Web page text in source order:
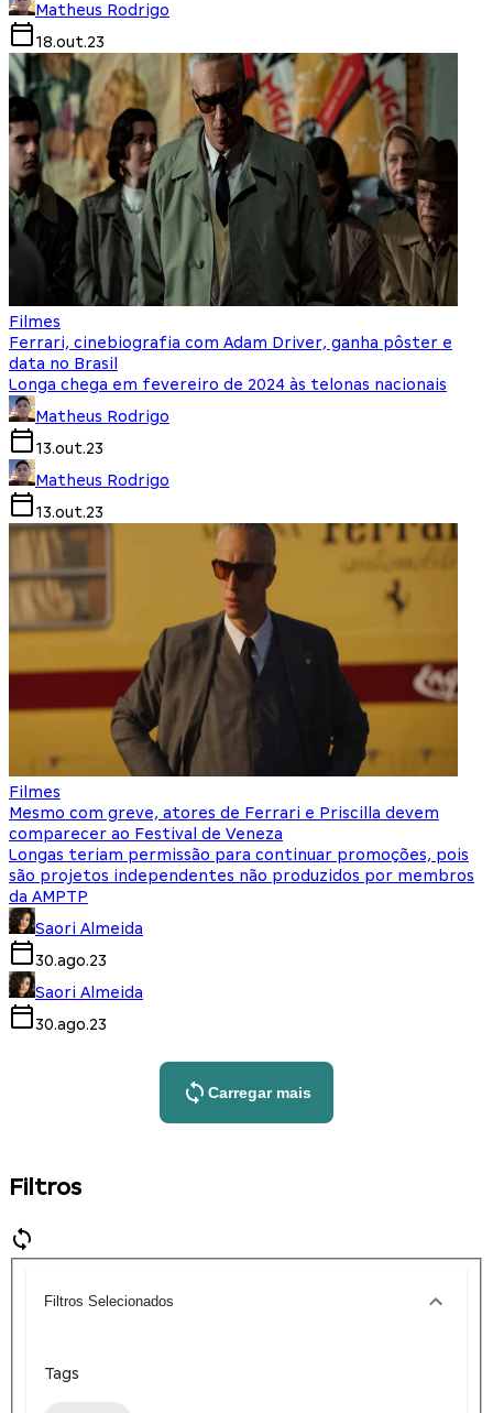
Matheus Rodrigo
18.out.23
Filmes
Ferrari, cinebiografia com Adam Driver, ganha pôster e
data no Brasil
Longa chega em fevereiro de 2024 às telonas nacionais
Matheus Rodrigo
13.out.23
Matheus Rodrigo
13.out.23
Filmes
Mesmo com greve, atores de Ferrari e Priscilla devem
comparecer ao Festival de Veneza
Longas teriam permissão para continuar promoções, pois
são projetos independentes não produzidos por membros
da AMPTP
Saori Almeida
30.ago.23
Saori Almeida
30.ago.23
Carregar mais
Filtros
Filtros Selecionados
Tags